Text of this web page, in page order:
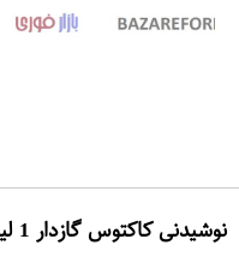
نوشیدنی کاکتوس گازدار 1 لیتری سن ایچ کول